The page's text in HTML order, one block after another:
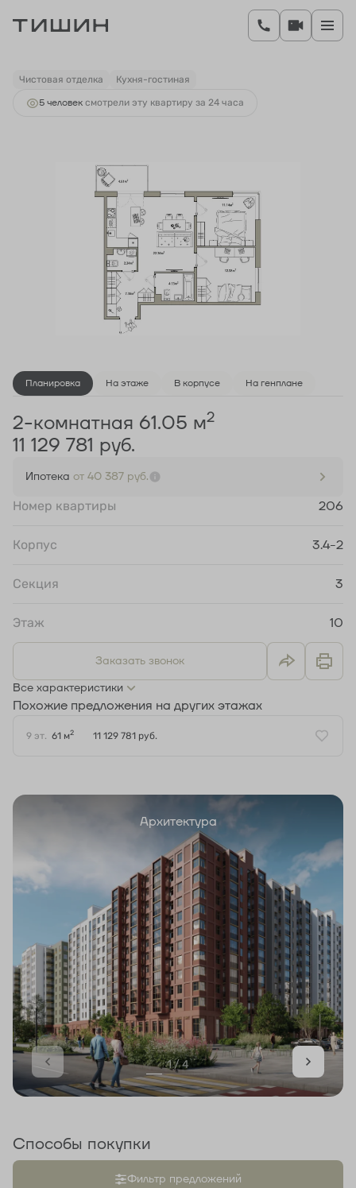
2-комнатная61.05 м 11 129 781 руб.
Ипотекаот 40 387 руб.
Чистовая отделка Кухня-гостиная
5 человек смотрели эту квартиру за 24 часа
Планировка На этаже В корпусе На генплане
2-комнатная 61.05 м2
11 129 781 руб.
Ипотека от 40 387 руб.
Номер квартиры 206
Корпус 3.4-2
Секция 3
Этаж 10
Заказать звонок
Все характеристики
Похожие предложения на других этажах
9 эт. 61 м2 11 129 781 руб.
Архитектура
1 / 4
Способы покупки
Фильтр предложений